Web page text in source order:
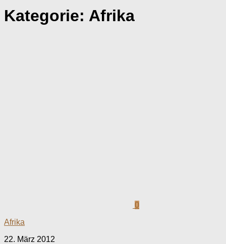
Kategorie: Afrika
0
Afrika
22. März 2012